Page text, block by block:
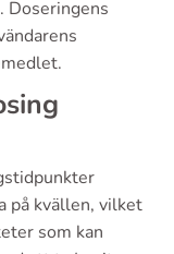
Doseringens
på kvällen, vilket
som kan